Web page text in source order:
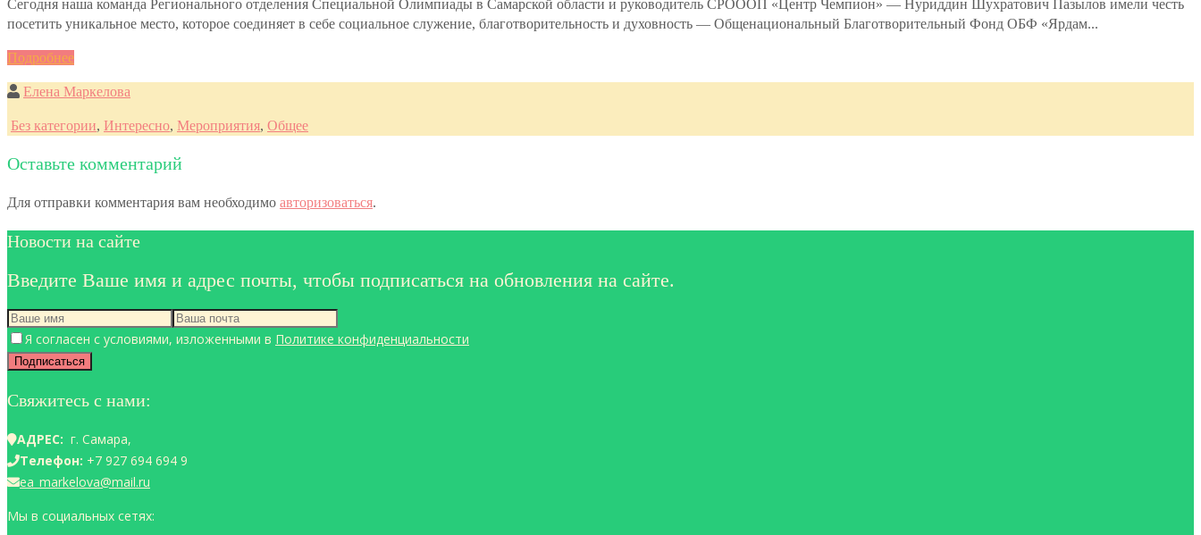
Сегодня наша команда Регионального отделения Специальной Олимпиады в Самарской области и руководитель СРОООП «Центр Чемпион» — Нуриддин Шухратович Пазылов имели честь
посетить уникальное место, которое соединяет в себе социальное служение, благотворительность и духовность — Общенациональный Благотворительный Фонд ОБФ «Ярдам...
Подробнее
Елена Маркелова
Без категории, Интересно, Мероприятия, Общее
Оставьте комментарий
Для отправки комментария вам необходимо авторизоваться.
Новости на сайте
Введите Ваше имя и адрес почты, чтобы подписаться на обновления на сайте.
Я согласен с условиями, изложенными в Политике конфиденциальности
Свяжитесь с нами:
АДРЕС: г. Самара,
Телефон: +7 927 694 694 9
ea_markelova@mail.ru
Мы в социальных сетях: